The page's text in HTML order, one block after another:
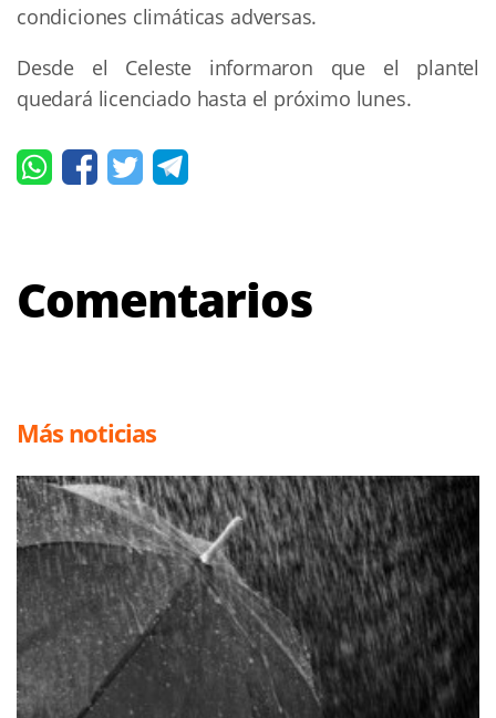
condiciones climáticas adversas.
Desde el Celeste informaron que el plantel
quedará licenciado hasta el próximo lunes.
Comentarios
Más noticias